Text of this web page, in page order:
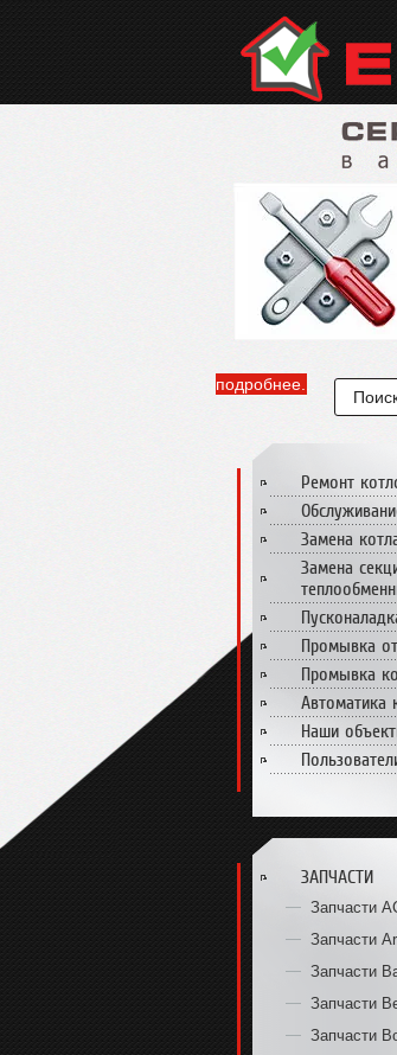
подробнее...
Ремонт
Замена
Замена
Промывка
Промывка
Автоматика
Наши
ЗАПЧАСТИ
Запчасти
Запчасти
Запчасти
Запчасти
Запчасти